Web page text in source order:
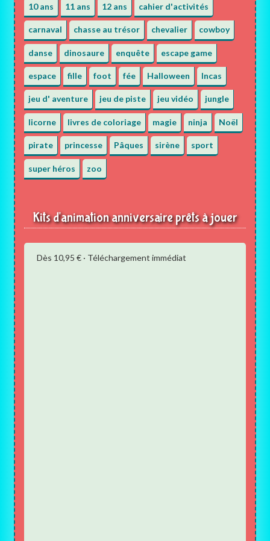
10 ans 11 ans 12 ans cahier d'activités
carnaval chasse au trésor chevalier cowboy
danse dinosaure enquête escape game
espace fille foot fée Halloween Incas
jeu d' aventure jeu de piste jeu vidéo jungle
licorne livres de coloriage magie ninja Noël
pirate princesse Pâques sirène sport
super héros zoo
Kits d'animation anniversaire prêts à jouer
Dès 10,95 € · Téléchargement immédiat